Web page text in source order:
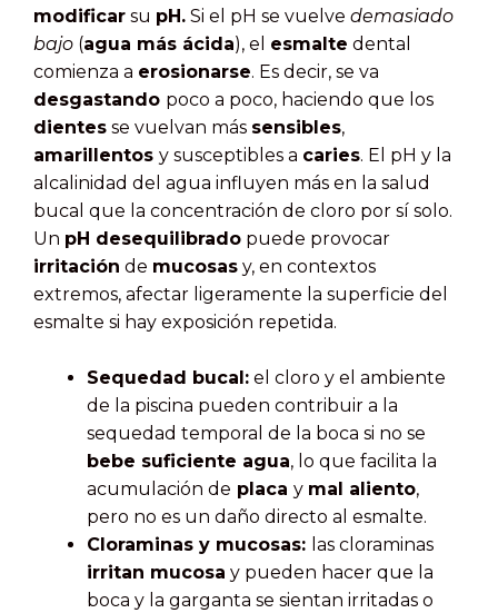
modificar su pH. Si el pH se vuelve demasiado
bajo (agua más ácida), el esmalte dental
comienza a erosionarse. Es decir, se va
desgastando poco a poco, haciendo que los
dientes se vuelvan más sensibles,
amarillentos y susceptibles a caries. El pH y la
alcalinidad del agua influyen más en la salud
bucal que la concentración de cloro por sí solo.
Un pH desequilibrado puede provocar
irritación de mucosas y, en contextos
extremos, afectar ligeramente la superficie del
esmalte si hay exposición repetida.
Sequedad bucal: el cloro y el ambiente
de la piscina pueden contribuir a la
sequedad temporal de la boca si no se
bebe suficiente agua, lo que facilita la
acumulación de placa y mal aliento,
pero no es un daño directo al esmalte.
Cloraminas y mucosas: las cloraminas
irritan mucosa y pueden hacer que la
boca y la garganta se sientan irritadas o